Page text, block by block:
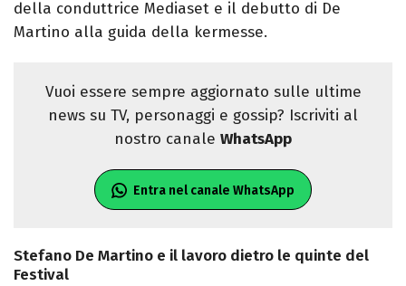
della conduttrice Mediaset e il debutto di De
Martino alla guida della kermesse.
Vuoi essere sempre aggiornato sulle ultime
news su TV, personaggi e gossip? Iscriviti al
nostro canale WhatsApp
Entra nel canale WhatsApp
Stefano De Martino e il lavoro dietro le quinte del
Festival